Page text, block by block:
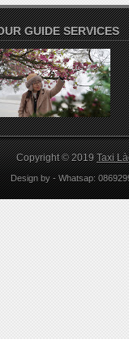
GUIDE SERVICES
Copyright © 2019Taxi
Design by-Whatsap: